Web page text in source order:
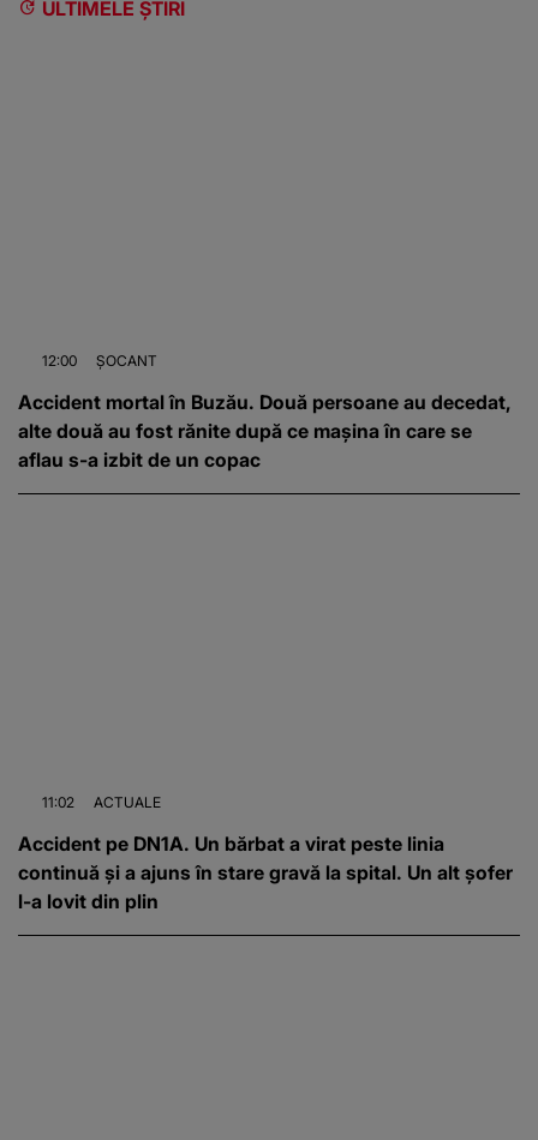
ULTIMELE ȘTIRI
12:00 ȘOCANT
Accident mortal în Buzău. Două persoane au decedat,
alte două au fost rănite după ce mașina în care se
aflau s-a izbit de un copac
11:02 ACTUALE
Accident pe DN1A. Un bărbat a virat peste linia
continuă și a ajuns în stare gravă la spital. Un alt șofer
l-a lovit din plin